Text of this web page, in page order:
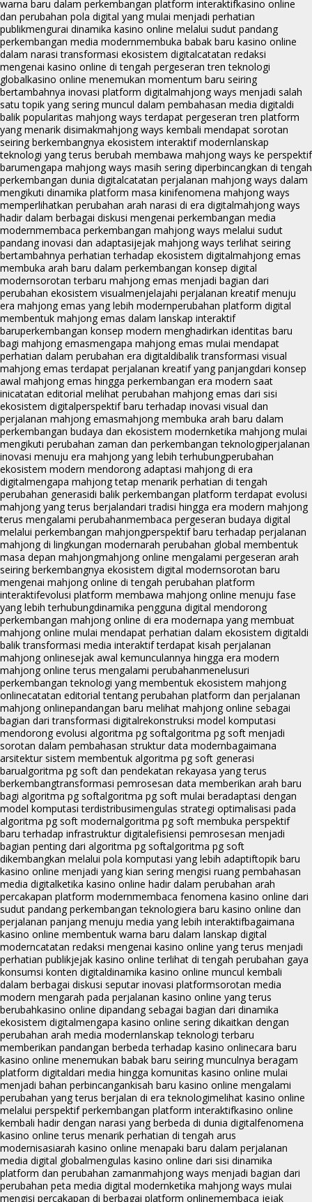
warna baru dalam perkembangan platform interaktifkasino online
dan perubahan pola digital yang mulai menjadi perhatian
publikmengurai dinamika kasino online melalui sudut pandang
perkembangan media modernmembuka babak baru kasino online
dalam narasi transformasi ekosistem digitalcatatan redaksi
mengenai kasino online di tengah pergeseran tren teknologi
globalkasino online menemukan momentum baru seiring
bertambahnya inovasi platform digitalmahjong ways menjadi salah
satu topik yang sering muncul dalam pembahasan media digitaldi
balik popularitas mahjong ways terdapat pergeseran tren platform
yang menarik disimakmahjong ways kembali mendapat sorotan
seiring berkembangnya ekosistem interaktif modernlanskap
teknologi yang terus berubah membawa mahjong ways ke perspektif
barumengapa mahjong ways masih sering diperbincangkan di tengah
perkembangan dunia digitalcatatan perjalanan mahjong ways dalam
mengikuti dinamika platform masa kinifenomena mahjong ways
memperlihatkan perubahan arah narasi di era digitalmahjong ways
hadir dalam berbagai diskusi mengenai perkembangan media
modernmembaca perkembangan mahjong ways melalui sudut
pandang inovasi dan adaptasijejak mahjong ways terlihat seiring
bertambahnya perhatian terhadap ekosistem digitalmahjong emas
membuka arah baru dalam perkembangan konsep digital
modernsorotan terbaru mahjong emas menjadi bagian dari
perubahan ekosistem visualmenjelajahi perjalanan kreatif menuju
era mahjong emas yang lebih modernperubahan platform digital
membentuk mahjong emas dalam lanskap interaktif
baruperkembangan konsep modern menghadirkan identitas baru
bagi mahjong emasmengapa mahjong emas mulai mendapat
perhatian dalam perubahan era digitaldibalik transformasi visual
mahjong emas terdapat perjalanan kreatif yang panjangdari konsep
awal mahjong emas hingga perkembangan era modern saat
inicatatan editorial melihat perubahan mahjong emas dari sisi
ekosistem digitalperspektif baru terhadap inovasi visual dan
perjalanan mahjong emasmahjong membuka arah baru dalam
perkembangan budaya dan ekosistem modernketika mahjong mulai
mengikuti perubahan zaman dan perkembangan teknologiperjalanan
inovasi menuju era mahjong yang lebih terhubungperubahan
ekosistem modern mendorong adaptasi mahjong di era
digitalmengapa mahjong tetap menarik perhatian di tengah
perubahan generasidi balik perkembangan platform terdapat evolusi
mahjong yang terus berjalandari tradisi hingga era modern mahjong
terus mengalami perubahanmembaca pergeseran budaya digital
melalui perkembangan mahjongperspektif baru terhadap perjalanan
mahjong di lingkungan modernarah perubahan global membentuk
masa depan mahjongmahjong online mengalami pergeseran arah
seiring berkembangnya ekosistem digital modernsorotan baru
mengenai mahjong online di tengah perubahan platform
interaktifevolusi platform membawa mahjong online menuju fase
yang lebih terhubungdinamika pengguna digital mendorong
perkembangan mahjong online di era modernapa yang membuat
mahjong online mulai mendapat perhatian dalam ekosistem digitaldi
balik transformasi media interaktif terdapat kisah perjalanan
mahjong onlinesejak awal kemunculannya hingga era modern
mahjong online terus mengalami perubahanmenelusuri
perkembangan teknologi yang membentuk ekosistem mahjong
onlinecatatan editorial tentang perubahan platform dan perjalanan
mahjong onlinepandangan baru melihat mahjong online sebagai
bagian dari transformasi digitalrekonstruksi model komputasi
mendorong evolusi algoritma pg softalgoritma pg soft menjadi
sorotan dalam pembahasan struktur data modernbagaimana
arsitektur sistem membentuk algoritma pg soft generasi
barualgoritma pg soft dan pendekatan rekayasa yang terus
berkembangtransformasi pemrosesan data memberikan arah baru
bagi algoritma pg softalgoritma pg soft mulai beradaptasi dengan
model komputasi terdistribusimengulas strategi optimalisasi pada
algoritma pg soft modernalgoritma pg soft membuka perspektif
baru terhadap infrastruktur digitalefisiensi pemrosesan menjadi
bagian penting dari algoritma pg softalgoritma pg soft
dikembangkan melalui pola komputasi yang lebih adaptiftopik baru
kasino online menjadi yang kian sering mengisi ruang pembahasan
media digitalketika kasino online hadir dalam perubahan arah
percakapan platform modernmembaca fenomena kasino online dari
sudut pandang perkembangan teknologiera baru kasino online dan
perjalanan panjang menuju media yang lebih interaktifbagaimana
kasino online membentuk warna baru dalam lanskap digital
moderncatatan redaksi mengenai kasino online yang terus menjadi
perhatian publikjejak kasino online terlihat di tengah perubahan gaya
konsumsi konten digitaldinamika kasino online muncul kembali
dalam berbagai diskusi seputar inovasi platformsorotan media
modern mengarah pada perjalanan kasino online yang terus
berubahkasino online dipandang sebagai bagian dari dinamika
ekosistem digitalmengapa kasino online sering dikaitkan dengan
perubahan arah media modernlanskap teknologi terbaru
memberikan pandangan berbeda terhadap kasino onlinecara baru
kasino online menemukan babak baru seiring munculnya beragam
platform digitaldari media hingga komunitas kasino online mulai
menjadi bahan perbincangankisah baru kasino online mengalami
perubahan yang terus berjalan di era teknologimelihat kasino online
melalui perspektif perkembangan platform interaktifkasino online
kembali hadir dengan narasi yang berbeda di dunia digitalfenomena
kasino online terus menarik perhatian di tengah arus
modernisasiarah kasino online menapaki baru dalam perjalanan
media digital globalmengulas kasino online dari sisi dinamika
platform dan perubahan zamanmahjong ways menjadi bagian dari
perubahan peta media digital modernketika mahjong ways mulai
mengisi percakapan di berbagai platform onlinemembaca jejak